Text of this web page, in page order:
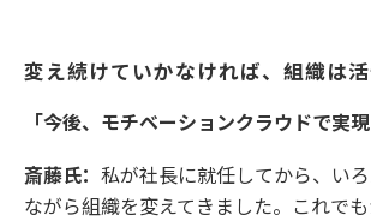
変え続けていかなければ、組織は
「今後、モチベーションクラウドで実
斎藤氏： 私が社長に就任してから、い
ながら組織を変えてきました。これで